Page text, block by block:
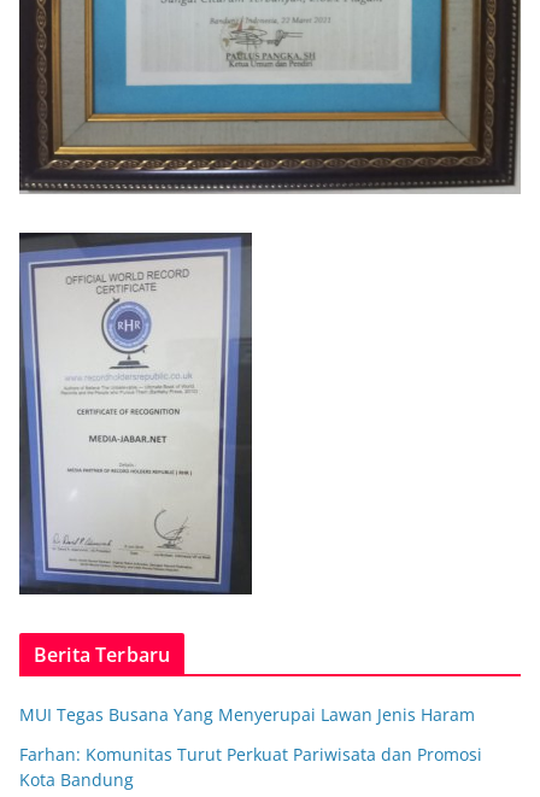
Berita Terbaru
MUI Tegas Busana Yang Menyerupai Lawan Jenis Haram
Farhan: Komunitas Turut Perkuat Pariwisata dan Promosi
Kota Bandung